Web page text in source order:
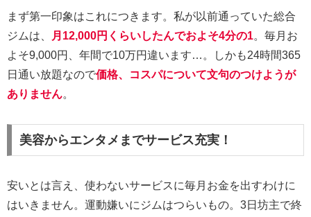
まず第一印象はこれにつきます。私が以前通っていた総合
ジムは、
月12,000円くらいしたんでおよそ4分の1。毎月お
よそ9,000円、年間で10万円違います…。しかも24時間365
日通い放題なので価格、コスパについて文句のつけようが
ありません。
美容からエンタメまでサービス充実！
安いとは言え、使わないサービスに毎月お金を出すわけに
はいきません。運動嫌いにジムはつらいもの。3日坊主で終